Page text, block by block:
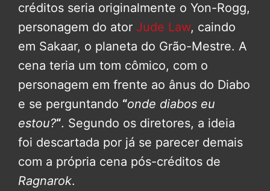
créditos seria originalmente o Yon-Rogg,
personagem do ator Jude Law, caindo
em Sakaar, o planeta do Grão-Mestre. A
cena teria um tom cômico, com o
personagem em frente ao ânus do Diabo
e se perguntando “onde diabos eu
estou?“. Segundo os diretores, a ideia
foi descartada por já se parecer demais
com a própria cena pós-créditos de
Ragnarok.